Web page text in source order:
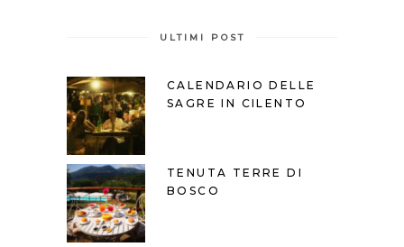
ULTIMI POST
CALENDARIO DELLE
SAGRE IN CILENTO
TENUTA TERRE DI
BOSCO